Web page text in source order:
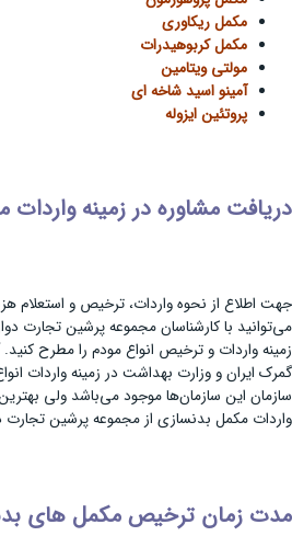
مکمل ریکاوری
مکمل کربوهیدرات
مولتی ویتامین
آمینو اسید شاخه ای
پروتئین ایزوله
دریافت مشاوره در زمینه
جهت اطلاع از نحوه واردات، ترخیص و استعلام
می‌توانید با کارشناسان مجموعه پرشین تجارت
زمینه واردات و ترخیص انواع مودم را مطرح
گمرک ایران و وزارت بهداشت در زمینه واردات
سازمان این سازمان‌ها موجود می‌باشد ولی
واردات مکمل بدنسازی از مجموعه پرشین
مدت زمان ترخیص مکمل های